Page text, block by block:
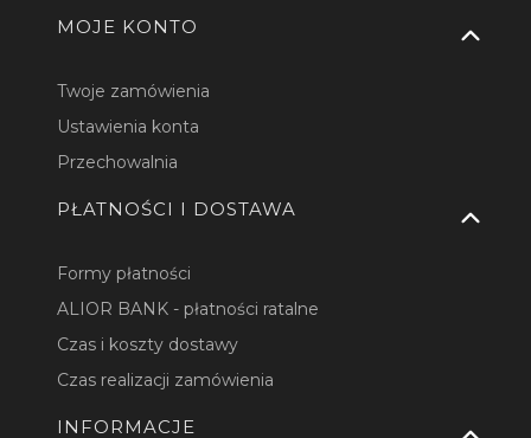
MOJE KONTO
Twoje zamówienia
Ustawienia konta
Przechowalnia
PŁATNOŚCI I DOSTAWA
Formy płatności
ALIOR BANK - płatności ratalne
Czas i koszty dostawy
Czas realizacji zamówienia
INFORMACJE